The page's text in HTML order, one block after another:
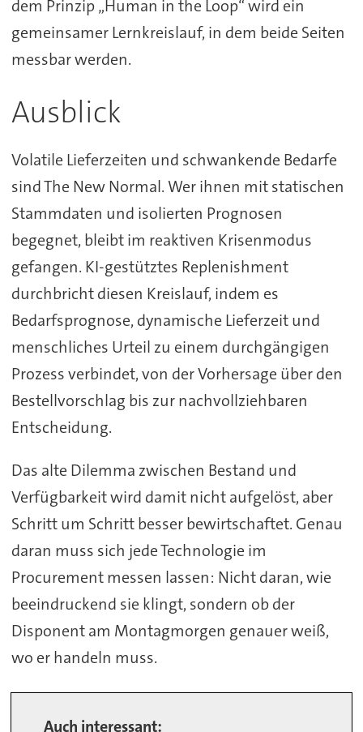
dem Prinzip „Human in the Loop“ wird ein
gemeinsamer Lernkreislauf, in dem beide Seiten
messbar werden.
Ausblick
Volatile Lieferzeiten und schwankende Bedarfe
sind The New Normal. Wer ihnen mit statischen
Stammdaten und isolierten Prognosen
begegnet, bleibt im reaktiven Krisenmodus
gefangen. KI-gestütztes Replenishment
durchbricht diesen Kreislauf, indem es
Bedarfsprognose, dynamische Lieferzeit und
menschliches Urteil zu einem durchgängigen
Prozess verbindet, von der Vorhersage über den
Bestellvorschlag bis zur nachvollziehbaren
Entscheidung.
Das alte Dilemma zwischen Bestand und
Verfügbarkeit wird damit nicht aufgelöst, aber
Schritt um Schritt besser bewirtschaftet. Genau
daran muss sich jede Technologie im
Procurement messen lassen: Nicht daran, wie
beeindruckend sie klingt, sondern ob der
Disponent am Montagmorgen genauer weiß,
wo er handeln muss.
Auch interessant: